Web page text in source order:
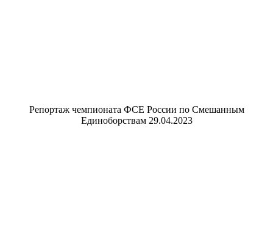
Репортаж чемпионата ФСЕ России по Смешанным
Единоборствам 29.04.2023